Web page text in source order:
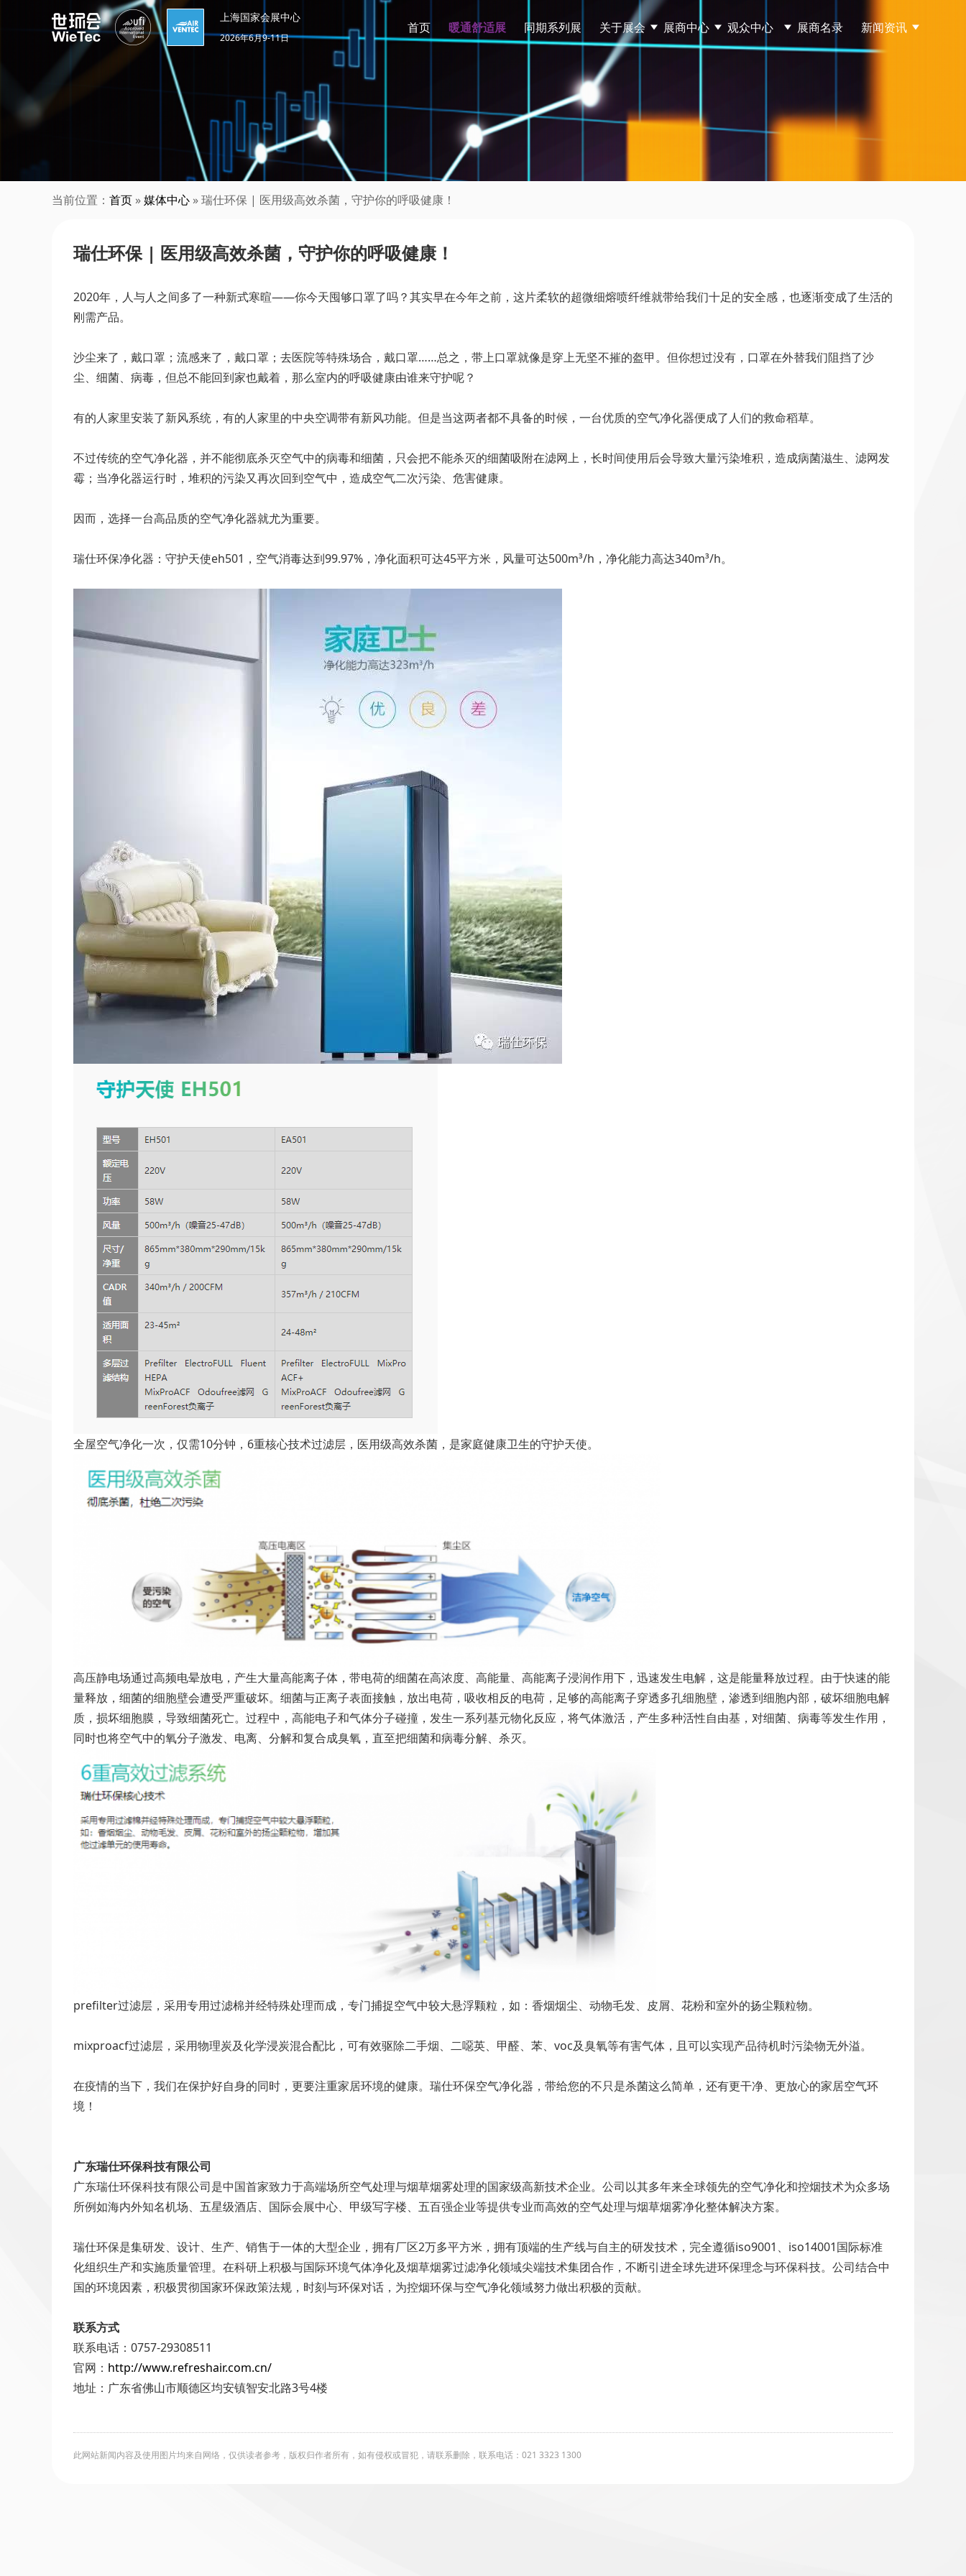
上海国家会展中心
2026年6月9-11日
首页 暖通舒适展 同期系列展 关于展会 展商中心 观众中心 展商名录 新闻资讯
当前位置： 首页 »媒体中心 » 瑞仕环保 | 医用级高效杀菌，守护你的呼吸健康！
瑞仕环保 | 医用级高效杀菌，守护你的呼吸健康！
2020年，人与人之间多了一种新式寒暄——你今天囤够口罩了吗？其实早在今年之前，这片柔软的超微细熔喷纤维就带给我们十足的安全感，也逐渐变成了生活的
刚需产品。
沙尘来了，戴口罩；流感来了，戴口罩；去医院等特殊场合，戴口罩……总之，带上口罩就像是穿上无坚不摧的盔甲。但你想过没有，口罩在外替我们阻挡了沙
尘、细菌、病毒，但总不能回到家也戴着，那么室内的呼吸健康由谁来守护呢？
有的人家里安装了新风系统，有的人家里的中央空调带有新风功能。但是当这两者都不具备的时候，一台优质的空气净化器便成了人们的救命稻草。
不过传统的空气净化器，并不能彻底杀灭空气中的病毒和细菌，只会把不能杀灭的细菌吸附在滤网上，长时间使用后会导致大量污染堆积，造成病菌滋生、滤网发
霉；当净化器运行时，堆积的污染又再次回到空气中，造成空气二次污染、危害健康。
因而，选择一台高品质的空气净化器就尤为重要。
瑞仕环保净化器：守护天使eh501，空气消毒达到99.97%，净化面积可达45平方米，风量可达500m³/h，净化能力高达340m³/h。
全屋空气净化一次，仅需10分钟，6重核心技术过滤层，医用级高效杀菌，是家庭健康卫生的守护天使。
高压静电场通过高频电晕放电，产生大量高能离子体，带电荷的细菌在高浓度、高能量、高能离子浸润作用下，迅速发生电解，这是能量释放过程。由于快速的能
量释放，细菌的细胞壁会遭受严重破坏。细菌与正离子表面接触，放出电荷，吸收相反的电荷，足够的高能离子穿透多孔细胞壁，渗透到细胞内部，破坏细胞电解
质，损坏细胞膜，导致细菌死亡。过程中，高能电子和气体分子碰撞，发生一系列基元物化反应，将气体激活，产生多种活性自由基，对细菌、病毒等发生作用，
同时也将空气中的氧分子激发、电离、分解和复合成臭氧，直至把细菌和病毒分解、杀灭。
prefilter过滤层，采用专用过滤棉并经特殊处理而成，专门捕捉空气中较大悬浮颗粒，如：香烟烟尘、动物毛发、皮屑、花粉和室外的扬尘颗粒物。
mixproacf过滤层，采用物理炭及化学浸炭混合配比，可有效驱除二手烟、二噁英、甲醛、苯、voc及臭氧等有害气体，且可以实现产品待机时污染物无外溢。
在疫情的当下，我们在保护好自身的同时，更要注重家居环境的健康。瑞仕环保空气净化器，带给您的不只是杀菌这么简单，还有更干净、更放心的家居空气环
境！
广东瑞仕环保科技有限公司
广东瑞仕环保科技有限公司是中国首家致力于高端场所空气处理与烟草烟雾处理的国家级高新技术企业。公司以其多年来全球领先的空气净化和控烟技术为众多场
所例如海内外知名机场、五星级酒店、国际会展中心、甲级写字楼、五百强企业等提供专业而高效的空气处理与烟草烟雾净化整体解决方案。
瑞仕环保是集研发、设计、生产、销售于一体的大型企业，拥有厂区2万多平方米，拥有顶端的生产线与自主的研发技术，完全遵循iso9001、iso14001国际标准
化组织生产和实施质量管理。在科研上积极与国际环境气体净化及烟草烟雾过滤净化领域尖端技术集团合作，不断引进全球先进环保理念与环保科技。公司结合中
国的环境因素，积极贯彻国家环保政策法规，时刻与环保对话，为控烟环保与空气净化领域努力做出积极的贡献。
联系方式
联系电话：0757-29308511
官网： http://www.refreshair.com.cn/
地址：广东省佛山市顺德区均安镇智安北路3号4楼
此网站新闻内容及使用图片均来自网络，仅供读者参考，版权归作者所有，如有侵权或冒犯，请联系删除，联系电话：021 3323 1300